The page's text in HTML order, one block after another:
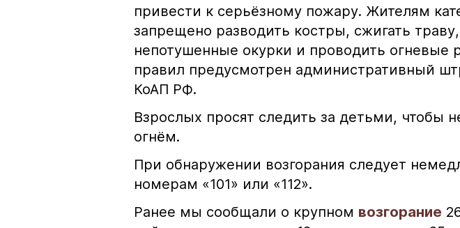
привести к серьёзному пожару. Жителям
запрещено разводить костры, сжигать
непотушенные окурки и проводить огневые
правил предусмотрен административный
КоАП РФ.
Взрослых просят следить за детьми, чтобы
огнём.
При обнаружении возгорания следует
номерам «101» или «112».
Ранее мы сообщали о крупном возгорание